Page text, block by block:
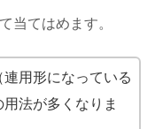
当てはめます。
用形になっている
法が多くなりま